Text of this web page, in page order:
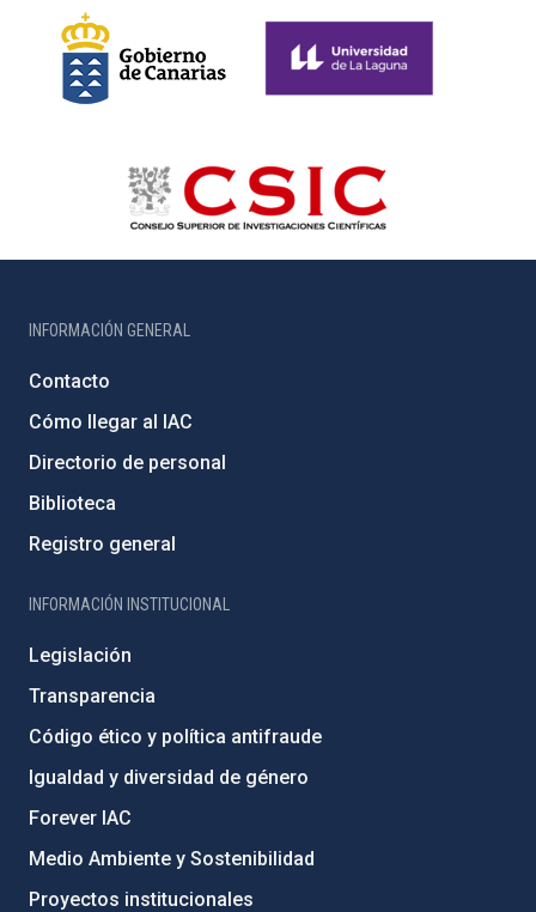
INFORMACIÓN GENERAL
Contacto
Cómo llegar al IAC
Directorio de personal
Biblioteca
Registro general
INFORMACIÓN INSTITUCIONAL
Legislación
Transparencia
Código ético y política antifraude
Igualdad y diversidad de género
Forever IAC
Medio Ambiente y Sostenibilidad
Proyectos institucionales